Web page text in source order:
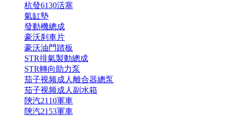
杭發6130活塞
氣缸墊
發動機總成
豪沃刹車片
豪沃油門踏板
STR排氣製動總成
STR轉向助力泵
茄子视频成人離合器總泵
茄子视频成人副水箱
陝汽2110軍車
陝汽2153軍車